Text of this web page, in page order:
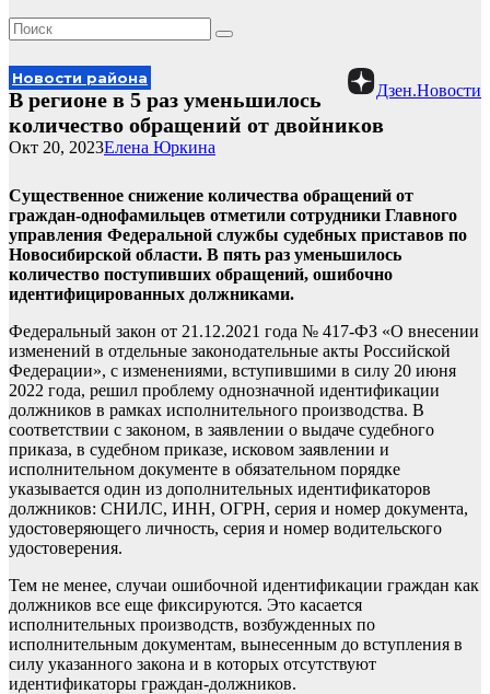
Дзен.Новости
Новости района
В регионе в 5 раз уменьшилось
количество обращений от двойников
Елена Юркина
Окт 20, 2023
Существенное снижение количества обращений от
граждан-однофамильцев отметили сотрудники Главного
управления Федеральной службы судебных приставов по
Новосибирской области. В пять раз уменьшилось
количество поступивших обращений, ошибочно
идентифицированных должниками.
Федеральный закон от 21.12.2021 года № 417-ФЗ «О внесении
изменений в отдельные законодательные акты Российской
Федерации», с изменениями, вступившими в силу 20 июня
2022 года, решил проблему однозначной идентификации
должников в рамках исполнительного производства. В
соответствии с законом, в заявлении о выдаче судебного
приказа, в судебном приказе, исковом заявлении и
исполнительном документе в обязательном порядке
указывается один из дополнительных идентификаторов
должников: СНИЛС, ИНН, ОГРН, серия и номер документа,
удостоверяющего личность, серия и номер водительского
удостоверения.
Тем не менее, случаи ошибочной идентификации граждан как
должников все еще фиксируются. Это касается
исполнительных производств, возбужденных по
исполнительным документам, вынесенным до вступления в
силу указанного закона и в которых отсутствуют
идентификаторы граждан-должников.